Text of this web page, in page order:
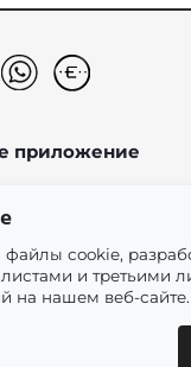
приложение
одежды в
cookie,
и третьими
на нашем веб-сайте.